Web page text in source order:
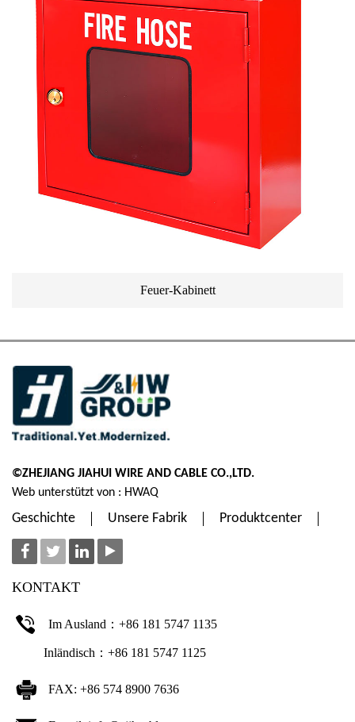
Feuer-Kabinett
©ZHEJIANG JIAHUI WIRE AND CABLE CO.,LTD.
Web unterstützt von : HWAQ
Geschichte Unsere Fabrik Produktcenter
KONTAKT
Im Ausland：+86 181 5747 1135
Inländisch：+86 181 5747 1125
FAX: +86 574 8900 7636